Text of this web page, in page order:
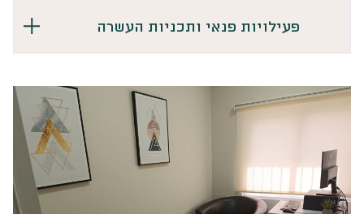
פעילויות פנאי ותכניות העשרה